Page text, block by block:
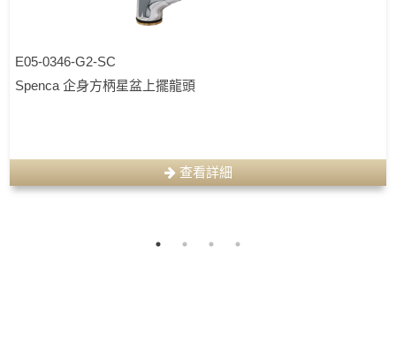
E05-0346-G2-SC
Spenca 企身方柄星盆上擺龍頭
查看詳細